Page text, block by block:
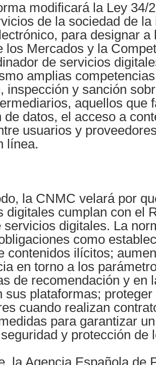
modificará la Ley 34/
de la sociedad de
para designar a
los Mercados y la
de servicios
amplias
inspección y sanción
aquellos que
de datos, el acceso a
usuarios y
línea.
la CNMC velará por
digitales cumplan con el
servicios digitales. La
como
contenidos ilícitos;
en torno a los
de recomendación y en
sus plataformas; proteger
cuando realizan
para garantizar
y protección de
la Agencia Española de